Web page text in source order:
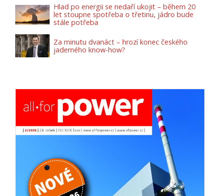
Hlad po energii se nedaří ukojit – během 20
let stoupne spotřeba o třetinu, jádro bude
stále potřeba
Za minutu dvanáct – hrozí konec českého
jaderného know-how?